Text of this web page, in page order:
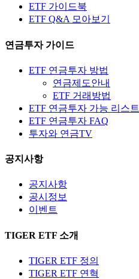
ETF 가이드북
ETF Q&A 모아보기
연금투자 가이드
ETF 연금투자 방법
연금제도안내
ETF 거래방법
ETF 연금투자 가능 리스트
ETF 연금투자 FAQ
투자와 연금TV
공지사항
공지사항
공시정보
이벤트
TIGER ETF 소개
TIGER ETF 정의
TIGER ETF 연혁